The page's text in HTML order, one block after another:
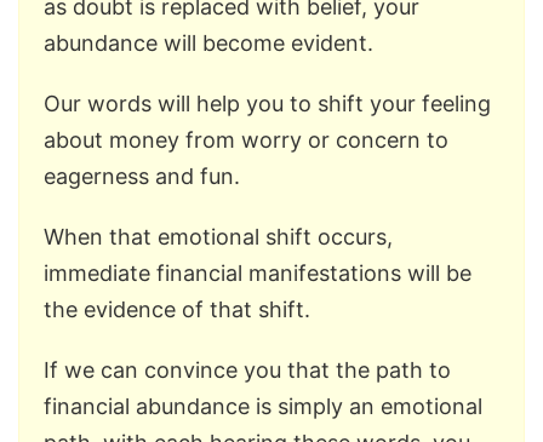
as doubt is replaced with belief, your
abundance will become evident.
Our words will help you to shift your feeling
about money from worry or concern to
eagerness and fun.
When that emotional shift occurs,
immediate financial manifestations will be
the evidence of that shift.
If we can convince you that the path to
financial abundance is simply an emotional